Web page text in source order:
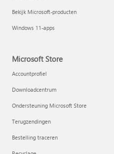
Bekijk Microsoft-producten
Windows 11-apps
Microsoft Store
Accountprofiel
Downloadcentrum
Ondersteuning Microsoft Store
Terugzendingen
Bestelling traceren